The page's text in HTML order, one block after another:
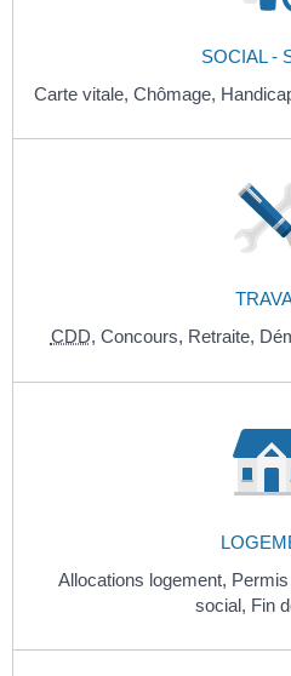
SOCIAL -
Carte vitale, Chômage,
CDD, Concours, Retraite,
Allocations logement,
social, Fin